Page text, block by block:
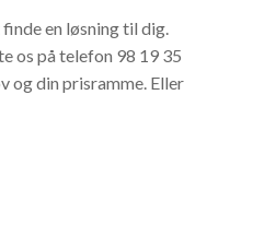
en løsning til dig.
os på telefon 98 19 35
og din prisramme. Eller